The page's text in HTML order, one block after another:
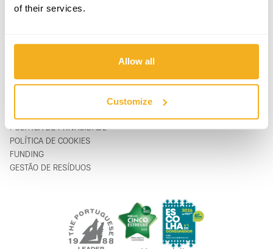
of their services.
Allow all
Customize
SOBRE
CATÁLOGOS
FAQ
POLÍTICA DE PRIVACIDADE
POLÍTICA DE COOKIES
FUNDING
GESTÃO DE RESÍDUOS